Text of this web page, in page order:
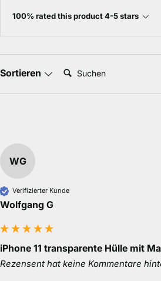
100% rated this product 4-5 stars
Sortieren Suchen:
WG
Verifizierter Kunde
Wolfgang G
iPhone 11 transparente Hülle mit
Rezensent hat keine Kommentare